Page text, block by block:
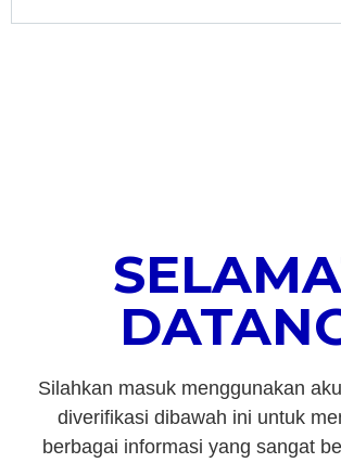
Silahkan masuk menggunakan
diverifikasi dibawah ini untuk
berbagai informasi yang sangat